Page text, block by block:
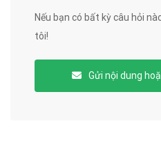
Nếu bạn có bất kỳ câu hỏi
tôi!
Gửi nội dung